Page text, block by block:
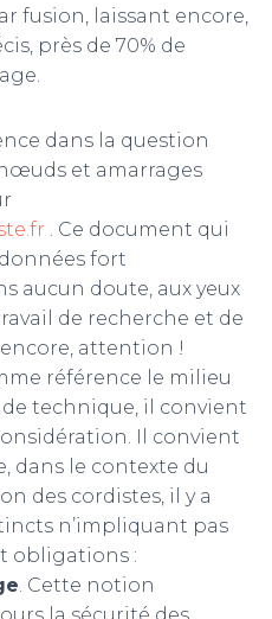
fusion, laissant encore,
près de 70% de
dans la question
et amarrages
. Ce document qui
fort
aucun doute, aux yeux
de recherche et de
attention !
référence le milieu
technique, il convient
Il convient
dans le contexte du
des cordistes, il y a
n’impliquant pas
obligations :
. Cette notion
la sécurité des